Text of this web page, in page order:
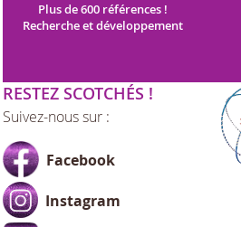
Plus de 600 références !
Recherche et développement
RESTEZ SCOTCHÉS !
Suivez-nous sur :
Facebook
Instagram